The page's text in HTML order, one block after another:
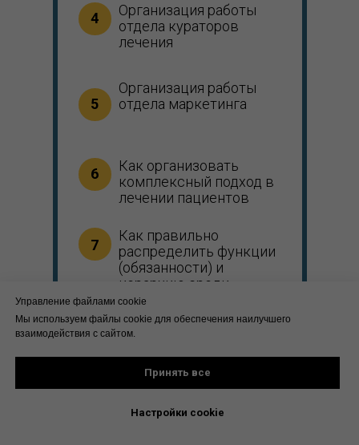
4
5
6
7
8
Организация работы
отдела кураторов
лечения
Организация работы
отдела маркетинга
Как организовать
комплексный подход в
лечении пациентов
Как правильно
распределить функции
(обязанности) и
иерархию среди
сотрудников клиники
(на разных этапах
развития)
Панель управления
клиникой для
собственника
Управление файлами cookie
Мы используем файлы cookie для обеспечения наилучшего
взаимодействия с сайтом.
Принять все
Настройки сookie